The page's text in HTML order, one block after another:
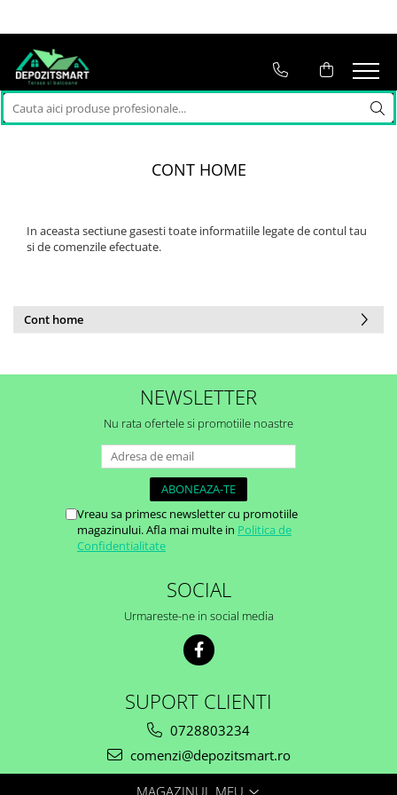
CONT HOME
In aceasta sectiune gasesti toate informatiile legate de contul tau
si de comenzile efectuate.
Cont home
NEWSLETTER
Nu rata ofertele si promotiile noastre
Vreau sa primesc newsletter cu promotiile
magazinului. Afla mai multe in Politica de
Confidentialitate
SOCIAL
Urmareste-ne in social media
SUPORT CLIENTI
0728803234
comenzi@depozitsmart.ro
MAGAZINUL MEU